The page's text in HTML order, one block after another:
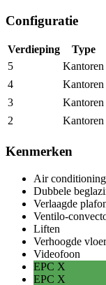
Configuratie
Verdieping Type
5
Kantoren
4 Kantoren
3 Kantoren
2 Kantoren
Kenmerken
Air conditioning
Dubbele
Verlaagde
Ventilo-
Liften
Verhoogde vloer
Videofoon
EPC X
EPC X